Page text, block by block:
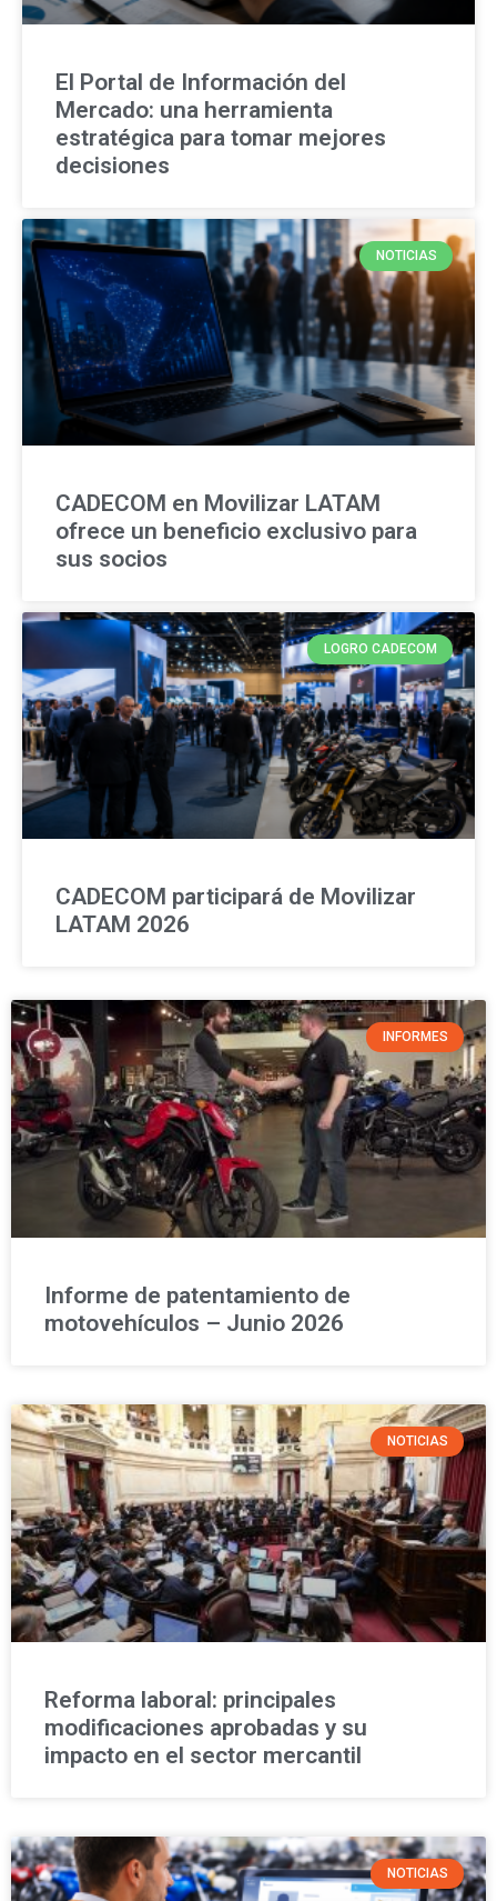
El Portal de Información del
Mercado: una herramienta
estratégica para tomar mejores
decisiones
NOTICIAS
CADECOM en Movilizar LATAM
ofrece un beneficio exclusivo para
sus socios
LOGRO CADECOM
CADECOM participará de Movilizar
LATAM 2026
INFORMES
Informe de patentamiento de
motovehículos – Junio 2026
NOTICIAS
Reforma laboral: principales
modificaciones aprobadas y su
impacto en el sector mercantil
NOTICIAS